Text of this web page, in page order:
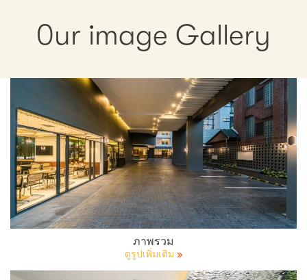
0ur image Gallery
ภาพรวม
ดูรูปเพิ่มเติม